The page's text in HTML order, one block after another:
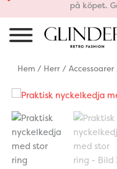
på köpet.
Hem / Herr / Accessoarer